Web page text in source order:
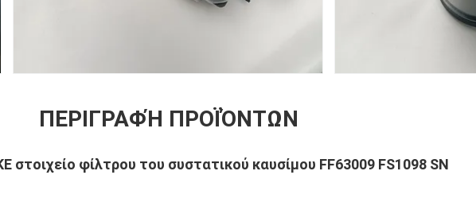
ΠΕΡΙΓΡΑΦΉ ΠΡΟΪΌΝΤΩΝ
στοιχείο φίλτρου του συστατικού καυσίμου FF63009 FS1098 SN